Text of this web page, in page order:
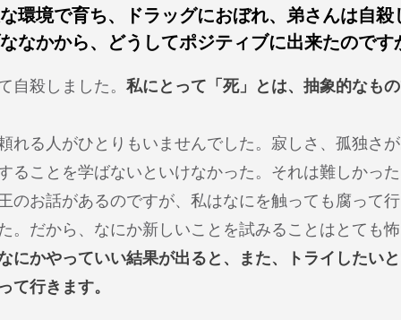
環境で育ち、ドラッグにおぼれ、弟さんは自殺
なかから、どうしてポジティブに出来たのです
自殺しました。 私にとって「死」とは、抽象的なも
れる人がひとりもいませんでした。寂しさ、孤独さが
ることを学ばないといけなかった。それは難しかっ
のお話があるのですが、私はなにを触っても腐って行
。だから、なにか新しいことを試みることはとても怖
にかやっていい結果が出ると、また、トライしたい
て行きます。